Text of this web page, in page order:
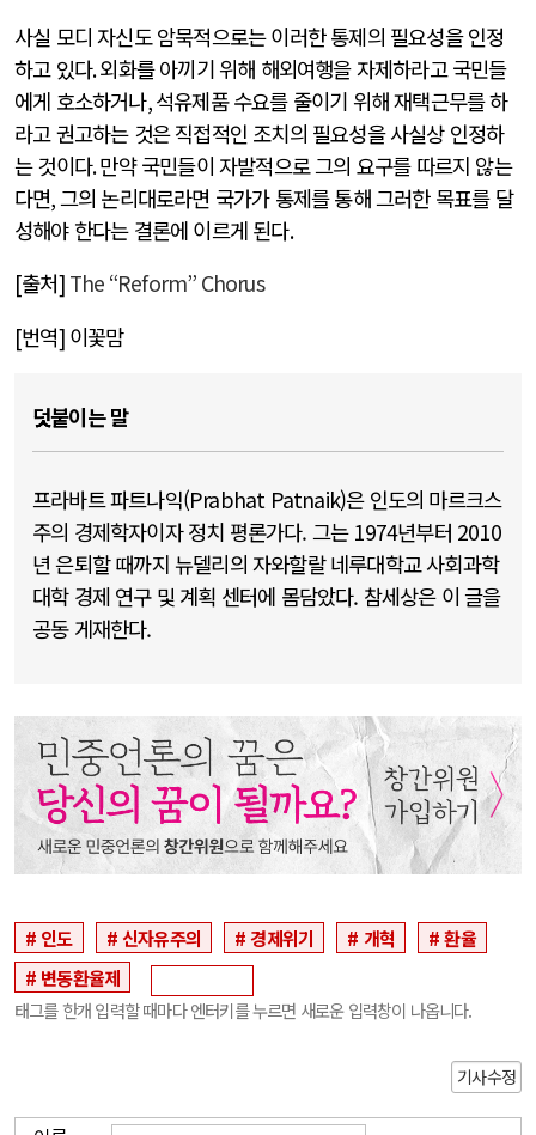
사실 모디 자신도 암묵적으로는 이러한 통제의 필요성을 인정
하고 있다.외화를 아끼기 위해 해외여행을 자제하라고 국민들
에게 호소하거나,석유제품 수요를 줄이기 위해 재택근무를 하
라고 권고하는 것은 직접적인 조치의 필요성을 사실상 인정하
는 것이다.만약 국민들이 자발적으로 그의 요구를 따르지 않는
다면,그의 논리대로라면 국가가 통제를 통해 그러한 목표를 달
성해야 한다는 결론에 이르게 된다.
[출처] The “Reform” Chorus
[번역] 이꽃맘
덧붙이는 말
프라바트 파트나익(Prabhat Patnaik)은 인도의 마르크스
주의 경제학자이자 정치 평론가다. 그는 1974년부터 2010
년 은퇴할 때까지 뉴델리의 자와할랄 네루대학교 사회과학
대학 경제 연구 및 계획 센터에 몸담았다. 참세상은 이 글을
공동 게재한다.
인도 신자유주의 경제위기 개혁
환율
변동환율제
태그를 한개 입력할 때마다 엔터키를 누르면 새로운 입력창이 나옵니다.
기사수정